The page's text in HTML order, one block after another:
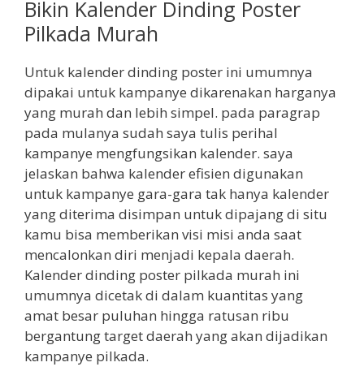
Bikin Kalender Dinding Poster
Pilkada Murah
Untuk kalender dinding poster ini umumnya
dipakai untuk kampanye dikarenakan harganya
yang murah dan lebih simpel. pada paragrap
pada mulanya sudah saya tulis perihal
kampanye mengfungsikan kalender. saya
jelaskan bahwa kalender efisien digunakan
untuk kampanye gara-gara tak hanya kalender
yang diterima disimpan untuk dipajang di situ
kamu bisa memberikan visi misi anda saat
mencalonkan diri menjadi kepala daerah.
Kalender dinding poster pilkada murah ini
umumnya dicetak di dalam kuantitas yang
amat besar puluhan hingga ratusan ribu
bergantung target daerah yang akan dijadikan
kampanye pilkada.